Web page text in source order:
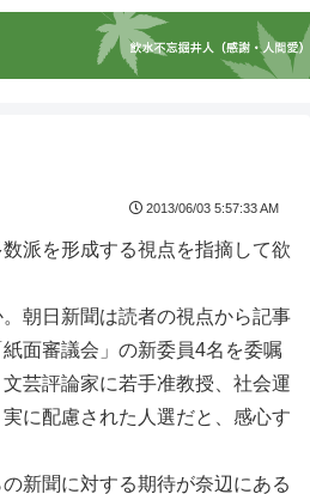
2013/06/03 5:57:33 AM
派を形成する視点を指摘して欲
朝日新聞は読者の視点から記事
面審議会」の新委員4名を委嘱
芸評論家に若手准教授、社会運
に配慮された人選だと、感心す
新聞に対する期待が奈辺にある